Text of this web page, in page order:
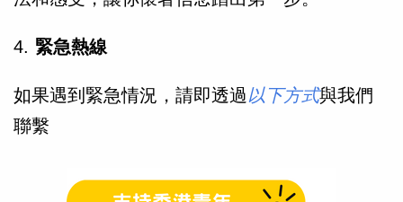
4. 緊急熱線
如果遇到緊急情況，請即透過以下方式與我們
聯繫